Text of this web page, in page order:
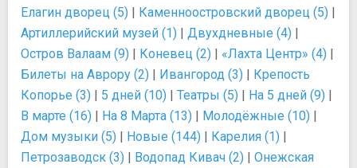
Елагин дворец (5) | Каменноостровский дворец (5) |
Артиллерийский музей (1) | Двухдневные (4) |
Остров Валаам (9) | Коневец (2) | «Лахта Центр» (4) |
Билеты на Аврору (2) | Ивангород (3) | Крепость
Копорье (3) | 5 дней (10) | Театры (5) | На 5 дней (9) |
В марте (16) | На 8 Марта (13) | Молодёжные (10) |
Дом музыки (5) | Новые (144) | Карелия (1) |
Петрозаводск (3) | Водопад Кивач (2) | Онежская